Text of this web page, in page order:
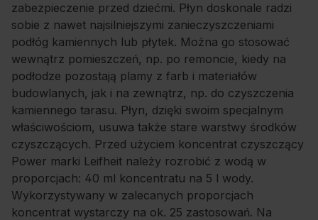
zabezpieczenie przed dziećmi. Płyn doskonale radzi
sobie z nawet najsilniejszymi zanieczyszczeniami
podłóg kamiennych lub płytek. Można go stosować
wewnątrz pomieszczeń, np. po remoncie, kiedy na
podłodze pozostają plamy z farb i materiałów
budowlanych, jak i na zewnątrz, np. do czyszczenia
kamiennego tarasu. Płyn, dzięki swoim specjalnym
właściwościom, usuwa także stare warstwy środków
czyszczących. Przed użyciem koncentrat czyszczący
Power marki Leifheit należy rozrobić z wodą w
proporcjach: 40 ml koncentratu na 5 l wody.
Wykorzystywany w zalecanych proporcjach
koncentrat wystarczy na ok. 25 zastosowań. Na